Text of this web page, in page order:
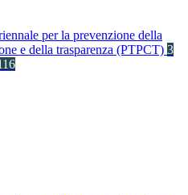
per la prevenzione della
e della trasparenza (PTPCT) 3